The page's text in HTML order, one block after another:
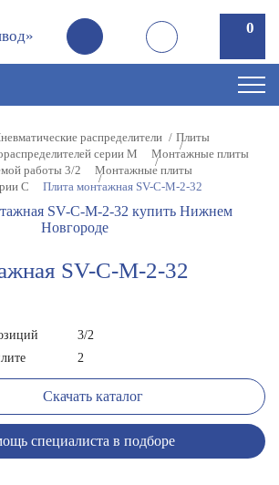
0
0
распределители
Плиты
серии M
Монтажные плиты
работы 3/2
Монтажные плиты
С
Плита монтажная SV-C-M-2-32
SV-C-M-2-32
3/2
2
Скачать каталог
специалиста в подборе